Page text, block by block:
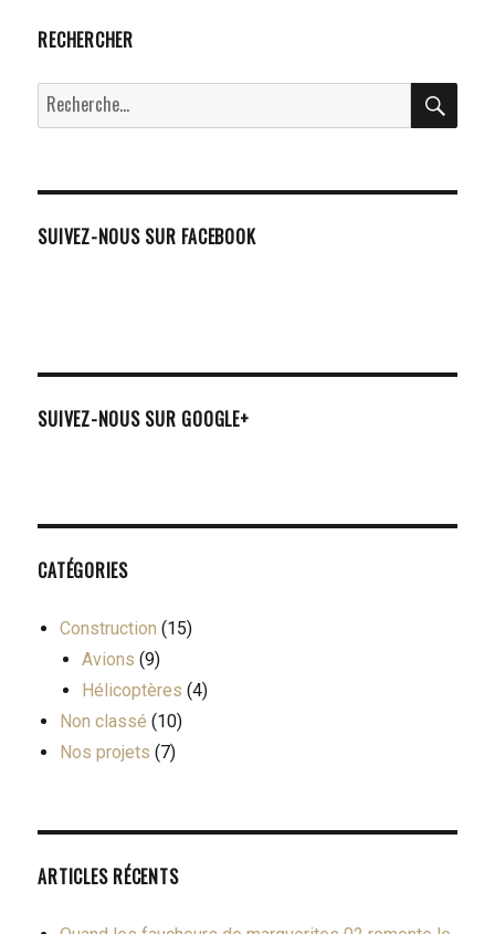
RECHERCHER
Recherche
pour :
SUIVEZ-NOUS SUR FACEBOOK
SUIVEZ-NOUS SUR GOOGLE+
CATÉGORIES
Construction (15)
Avions (9)
Hélicoptères (4)
Non classé (10)
Nos projets (7)
ARTICLES RÉCENTS